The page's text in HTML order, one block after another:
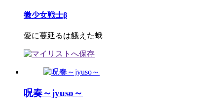
微少女戦士β
愛に蔓延るは餓えた蛾
呪奏～jyuso～